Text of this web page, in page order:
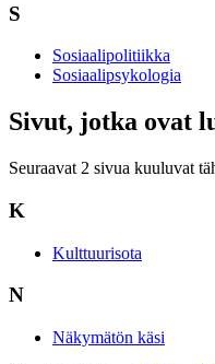
S
Sosiaalipolitiikka
Sosiaalipsykologia
Sivut, jotka ovat
Seuraavat 2 sivua kuuluvat
K
Kulttuurisota
N
Näkymätön käsi